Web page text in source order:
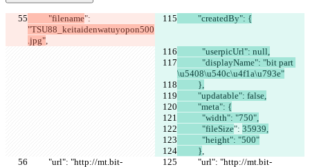
          "filename
":
"TSU88_keitaidenwatuyopon500
.jpg",
          "createdBy": {
            "userpicUrl": null,
\u5408\u540c\u4f1a\u793e"
          },
          "updatable": false,
          "meta": {
            "width": "750",
            "fileSize
": 35939,
            "height": "500"
          }
,